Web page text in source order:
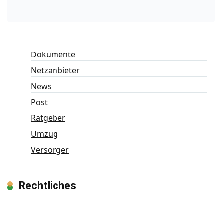
Dokumente
Netzanbieter
News
Post
Ratgeber
Umzug
Versorger
Rechtliches